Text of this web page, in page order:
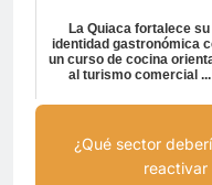
La Quiaca fortalece su
identidad gastronómica
un curso de cocina
al turismo comercial ...
¿Qué sector
reactivar